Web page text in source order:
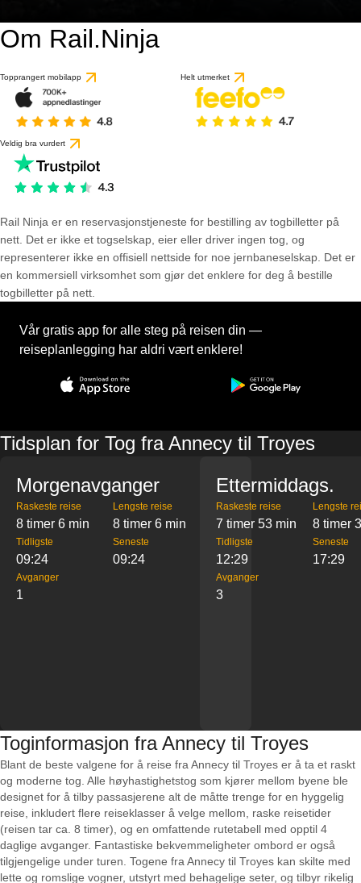
Om Rail.Ninja
Topprangert mobilapp Helt utmerket
Veldig bra vurdert
Rail Ninja er en reservasjons­tjeneste for bestilling av togbilletter på
nett. Det er ikke et togselskap, eier eller driver ingen tog, og
representerer ikke en offisiell nettside for noe jernbaneselskap. Det er
en kommersiell virksomhet som gjør det enklere for deg å bestille
togbilletter på nett.
Vår gratis app for alle steg på reisen din —
reiseplanlegging har aldri vært enklere!
Tidsplan for Tog fra Annecy til Troyes
Morgenavganger
Raskeste reise
8 timer 6 min
Lengste reise
8 timer 6 min
Tidligste
09:24
Seneste
09:24
Avganger
1
Ettermiddags.
Raskeste reise
7 timer 53 min
Lengste
8 timer
Tidligste
12:29
Seneste
17:29
Avganger
3
Toginformasjon fra Annecy til Troyes
Blant de beste valgene for å reise fra Annecy til Troyes er å ta et raskt
og moderne tog. Alle høyhastighetstog som kjører mellom byene ble
designet for å tilby passasjerene alt de måtte trenge for en hyggelig
reise, inkludert flere reiseklasser å velge mellom, raske reisetider
(reisen tar ca. 8 timer), og en omfattende rutetabell med opptil 4
daglige avganger. Fantastiske bekvemmeligheter ombord er også
tilgjengelige under turen. Togene fra Annecy til Troyes kan skilte med
lette og romslige vogner, utstyrt med behagelige seter, og tilbyr rikelig